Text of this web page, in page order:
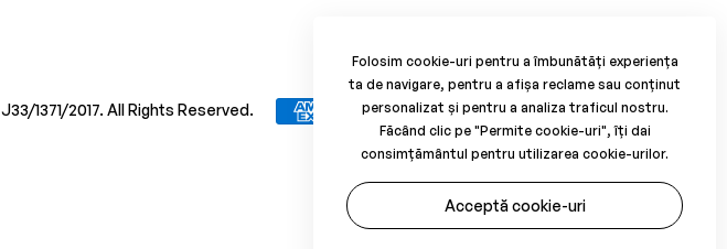
1371/2017. All Rights Reserved.
Folosim cookie-uri pentru a îmbunătăți experiența
ta de navigare, pentru a afișa reclame sau conținut
personalizat și pentru a analiza traficul nostru.
Făcând clic pe "Permite cookie-uri", îți dai
consimțământul pentru utilizarea cookie-urilor.
Acceptă cookie-uri